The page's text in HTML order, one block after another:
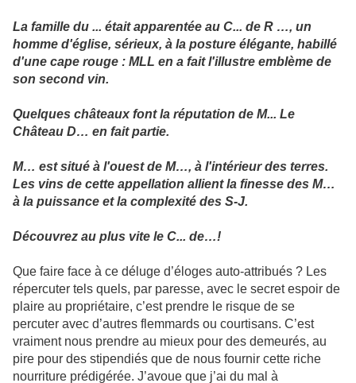
La famille du ... était apparentée au C... de R …, un
homme d'église, sérieux, à la posture élégante, habillé
d'une cape rouge : MLL en a fait l'illustre emblème de
son second vin.
Quelques châteaux font la réputation de M... Le
Château D… en fait partie.
M… est situé à l'ouest de M…, à l'intérieur des terres.
Les vins de cette appellation allient la finesse des M…
à la puissance et la complexité des S-J.
Découvrez au plus vite le C... de…!
Que faire face à ce déluge d’éloges auto-attribués ? Les
répercuter tels quels, par paresse, avec le secret espoir de
plaire au propriétaire, c’est prendre le risque de se
percuter avec d’autres flemmards ou courtisans. C’est
vraiment nous prendre au mieux pour des demeurés, au
pire pour des stipendiés que de nous fournir cette riche
nourriture prédigérée. J’avoue que j’ai du mal à